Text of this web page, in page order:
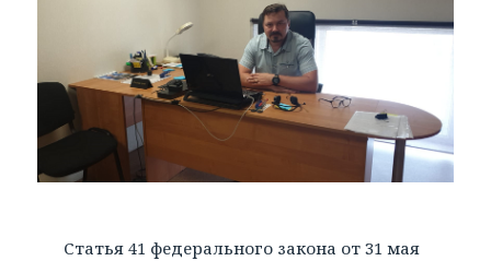
Статья 41 федерального закона от 31 мая